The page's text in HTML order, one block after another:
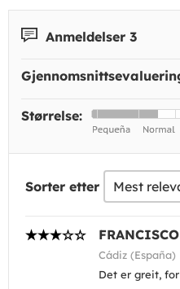
Anmeldelser 3
Størrelse:
Sorter etter
FRANCISCO
Cádiz (España)
Det er greit,